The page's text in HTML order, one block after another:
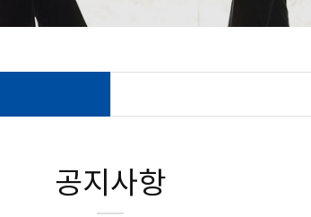
공지사항